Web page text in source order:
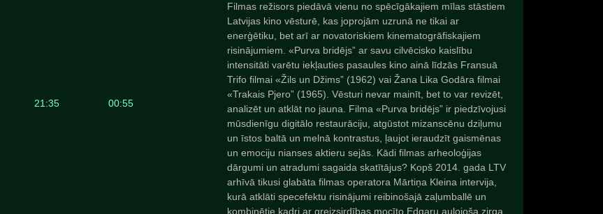
21:35 00:55
Filmas režisors piedāvā vienu no spēcīgākajiem mīlas stāstiem
Latvijas kino vēsturē, kas joprojām uzrunā ne tikai ar
enerģētiku, bet arī ar novatoriskiem kinematogrāfiskajiem
risinājumiem. «Purva bridējs” ar savu cilvēcisko kaislību
intensitāti varētu iekļauties pasaules kino ainā līdzās Fransuā
Trifo filmai «Žils un Džims” (1962) vai Žana Lika Godāra filmai
«Trakais Pjero” (1965). Vēsturi nevar mainīt, bet to var revizēt,
analizēt un atklāt no jauna. Filma «Purva bridējs” ir piedzīvojusi
mūsdienīgu digitālo restaurāciju, atgūstot mizanscēnu dziļumu
un īstos baltā un melnā kontrastus, ļaujot ieraudzīt gaismēnas
un emociju nianses aktieru sejās. Kādi filmas arheoloģijas
dārgumi un atradumi sagaida skatītājus? Kopš 2014. gada LTV
arhīvā tikusi glabāta filmas operatora Mārtiņa Kleina intervija,
kurā atklāti specefektu risinājumi reibinošajā zaļumballē un
kombinētie kadri ar greizsirdības mocīto Edgaru auļojoša zirga